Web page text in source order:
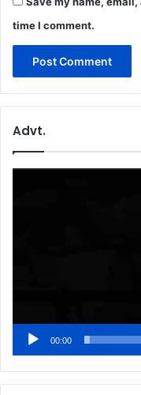
time I comment.
Advt.
00:00